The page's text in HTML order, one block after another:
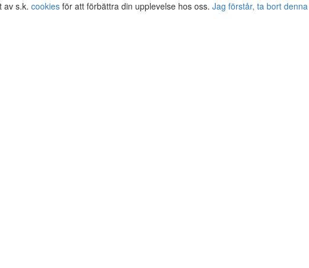
av s.k. cookies för att förbättra din upplevelse hos oss. Jag förstår, ta bort